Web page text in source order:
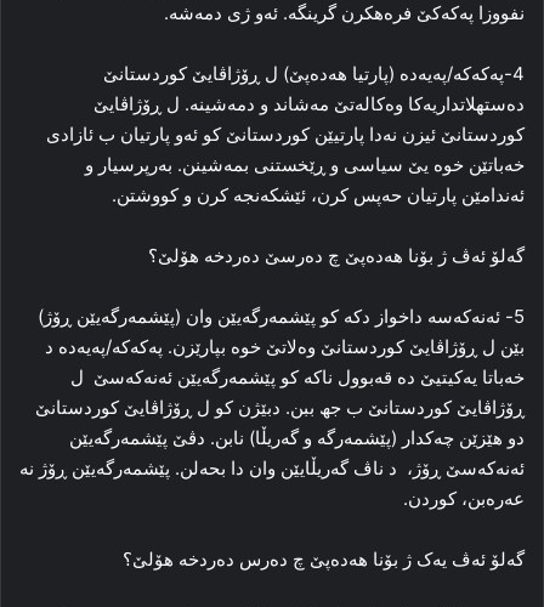
نفووزا پەکەکێ فره‌هکرن گرینگه‌. ئه‌و ژی دمه‌شه‌.
4-پەکەکە/پەیەدە (پارتیا ھەدەپێ) ل ڕۆژاڤایێ کوردستانێ
ده‌ستهلاتداریه‌کا‌ وه‌کاله‌تێ مه‌شاند و دمه‌شینه‌. ل ڕۆژاڤایێ
کوردستانێ ئیزن نه‌دا پارتیێن کوردستانێ کو ئه‌و پارتیان ب ئازادی
خه‌باتێن خوه‌ یێ سیاسی و ڕێخستنی بمه‌شینن. به‌رپرسیار و
ئه‌ندامێن پارتیان حه‌پس کرن، ئێشکه‌نجه‌ کرن و کووشتن.
گه‌لۆ ئه‌ڤ ژ بۆنا ھەدەپێ چ ده‌رسێ ده‌ردخه‌ هۆلێ؟
5- ئه‌نەکەسە داخواز دکه‌ کو پێشمه‌رگه‌یێن وان (پێشمه‌رگه‌یێن ڕۆژ)
بێن ل ڕۆژاڤایێ کوردستانێ وه‌لاتێ خوه‌ بپارێزن. پەکەکە/پەیەدە د
خه‌باتا یه‌کیتیێ ده‌ قه‌بوول ناکه‌ کو پێشمه‌رگه‌یێن ئه‌نەکەسێ ل
ڕۆژاڤایێ کوردستانێ ب جھ ببن. دبێژن کو ل ڕۆژاڤایێ کوردستانێ
دو هێزێن چه‌کدار (پێشمه‌رگه‌ و گه‌ریڵا) نابن. دڤێ پێشمه‌رگه‌یێن
ئه‌نەکەسێ ڕۆژ، د ناڤ گه‌ریڵایێن وان دا بحه‌لن. پێشمه‌رگه‌یێن ڕۆژ نه‌
عه‌ره‌بن، کوردن.
گه‌لۆ ئه‌ڤ یه‌ک ژ بۆنا هەدەپێ چ ده‌رس ده‌ردخە هۆلێ؟